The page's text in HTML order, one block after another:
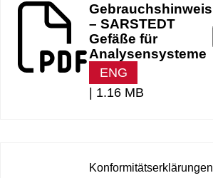
Gebrauchshinweis
– SARSTEDT
Gefäße für
Analysensysteme
ENG
| 1.16 MB
Konformitätserklärungen